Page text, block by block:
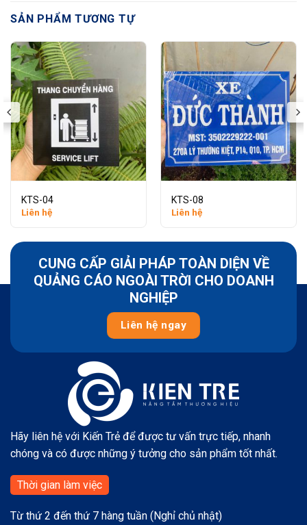
SẢN PHẨM TƯƠNG TỰ
KTS-04
Liên hệ
KTS-08
Liên hệ
CUNG CẤP GIẢI PHÁP TOÀN DIỆN VỀ
QUẢNG CÁO NGOÀI TRỜI CHO DOANH
NGHIỆP
Liên hệ ngay
Hãy liên hệ với Kiến Trẻ để được tư vấn trực tiếp, nhanh
chóng và có được những ý tưởng cho sản phẩm tốt nhất.
Thời gian làm việc
Từ thứ 2 đến thứ 7 hàng tuần (Nghỉ chủ nhật)